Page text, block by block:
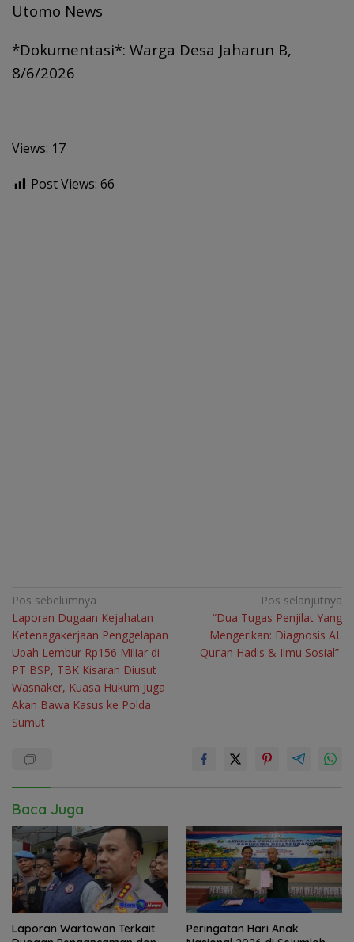
Utomo News
*Dokumentasi*: Warga Desa Jaharun B,
8/6/2026
Views: 17
Post Views: 66
Navigasi
pos
Pos sebelumnya
Laporan Dugaan Kejahatan
Ketenagakerjaan Penggelapan
Upah Lembur Rp156 Miliar di
PT BSP, TBK Kisaran Diusut
Wasnaker, Kuasa Hukum Juga
Akan Bawa Kasus ke Polda
Sumut
Pos selanjutnya
“Dua Tugas Penjilat Yang
Mengerikan: Diagnosis AL
Qur’an Hadis & Ilmu Sosial”
Baca Juga
Laporan Wartawan Terkait
Peringatan Hari Anak